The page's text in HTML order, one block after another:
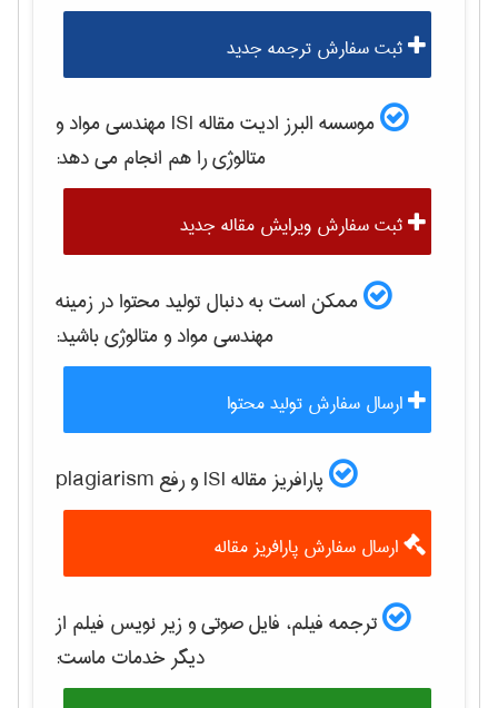
ثبت سفارش ترجمه جدید
موسسه البرز ادیت مقاله ISI
مهندسی مواد و
متالوژیرا هم انجام می دهد:
ثبت سفارش ویرایش مقاله جدید
ممکن است به دنبال تولید محتوا در زمینه
مهندسی مواد و متالوژیباشید:
ارسال سفارش تولید محتوا
پارافریز مقاله ISI و رفع plagiarism
ارسال سفارش پارافریز مقاله
ترجمه فیلم، فایل صوتی و زیر نویس فیلم از
دیگر خدمات ماست: